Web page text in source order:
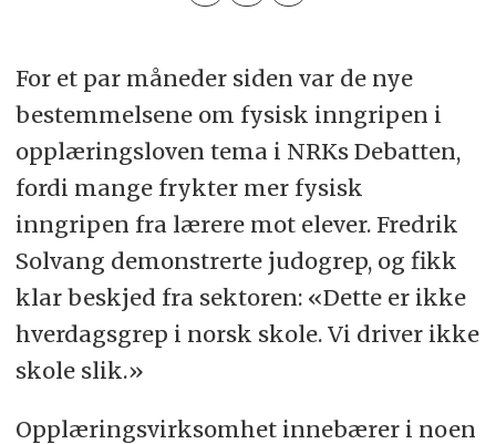
For et par måneder siden var de nye
bestemmelsene om fysisk inngripen i
opplæringsloven tema i NRKs Debatten,
fordi mange frykter mer fysisk
inngripen fra lærere mot elever. Fredrik
Solvang demonstrerte judogrep, og fikk
klar beskjed fra sektoren: «Dette er ikke
hverdagsgrep i norsk skole. Vi driver ikke
skole slik.»
Opplæringsvirksomhet innebærer i noen